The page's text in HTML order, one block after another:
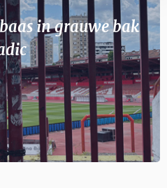
in grauwe bak